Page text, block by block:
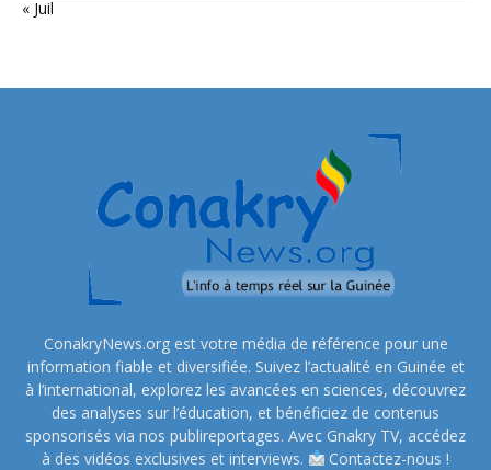
« Juil
ConakryNews.org est votre média de référence pour une
information fiable et diversifiée. Suivez l’actualité en Guinée et
à l’international, explorez les avancées en sciences, découvrez
des analyses sur l’éducation, et bénéficiez de contenus
sponsorisés via nos publireportages. Avec Gnakry TV, accédez
à des vidéos exclusives et interviews.
Contactez-nous !